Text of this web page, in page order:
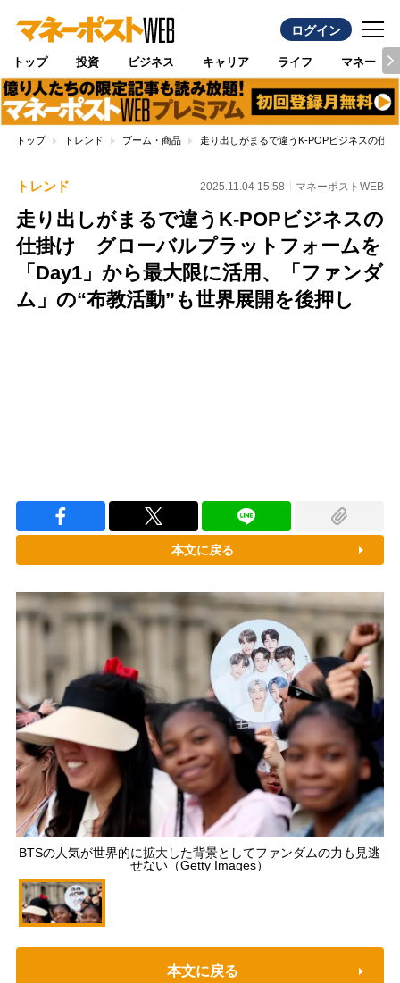
ログイン
トップ 投資 ビジネス キャリア ライフ マネー
トップ トレンド ブーム・商品 走り出しがまるで違うK-POPビジネスの仕
トレンド 2025.11.04 15:58 マネーポストWEB
走り出しがまるで違うK-POPビジネスの
仕掛け グローバルプラットフォームを
「Day1」から最大限に活用、「ファンダ
ム」の“布教活動”も世界展開を後押し
本文に戻る
BTSの人気が世界的に拡大した背景としてファンダムの力も見逃
せない（Getty Images）
本文に戻る